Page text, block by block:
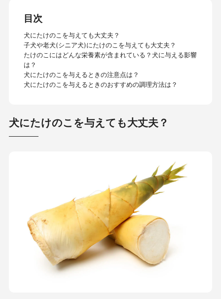
目次
犬にたけのこを与えても大丈夫？
子犬や老犬(シニア犬)にたけのこを与えても大丈夫？
たけのこにはどんな栄養素が含まれている？犬に与える影響
は？
犬にたけのこを与えるときの注意点は？
犬にたけのこを与えるときのおすすめの調理方法は？
犬にたけのこを与えても大丈夫？